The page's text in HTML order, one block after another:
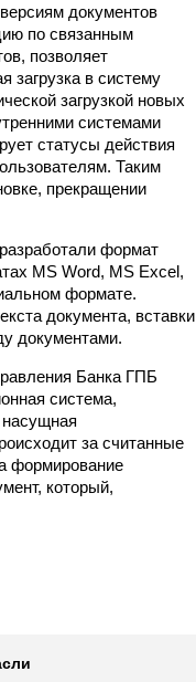
документов
по связанным
позволяет
загрузка в систему
загрузкой новых
системами
статусы действия
Таким
прекращении
формат
MS Word, MS Excel,
формате.
документа, вставки
документами.
Банка ГПБ
система,
за считанные
формирование
который,